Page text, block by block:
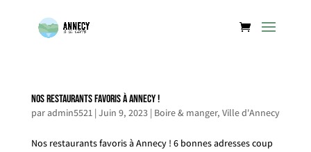
Nos restaurants favoris à Annecy !
paradmin5521| Juin 9, 2023| Boire & manger, Ville d'Annecy
Nos restaurants favoris à Annecy ! 6 bonnes adresses coup